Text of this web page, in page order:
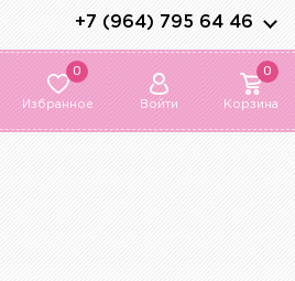
+7 (964) 795 64 46
0
Избранное Войти
0
Корзина